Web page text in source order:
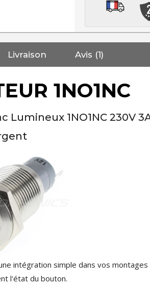
Livraison Avis (1)
1NO1NC
1NO1NC 230V
intégration simple dans vos montages
l'état du bouton.